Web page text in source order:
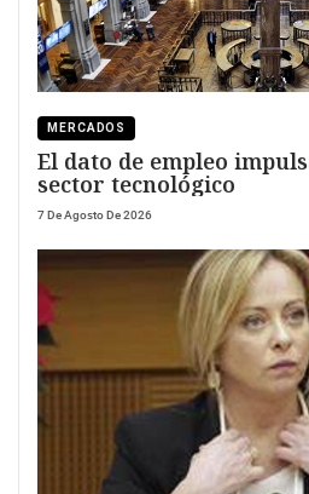
MERCADOS
El dato de empleo
sector tecnológico
7 De Agosto De 2026